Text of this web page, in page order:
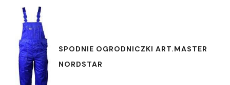
SPODNIE OGRODNICZKI ART.MASTER
NORDSTAR